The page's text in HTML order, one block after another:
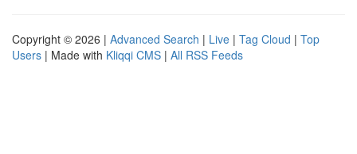
Copyright © 2026 | Advanced Search | Live | Tag Cloud | Top
Users | Made with Kliqqi CMS | All RSS Feeds